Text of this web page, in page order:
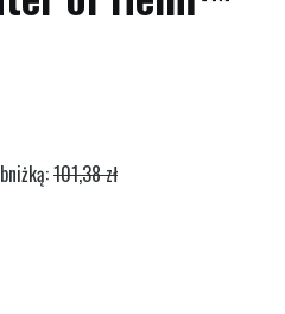
101,38 zł